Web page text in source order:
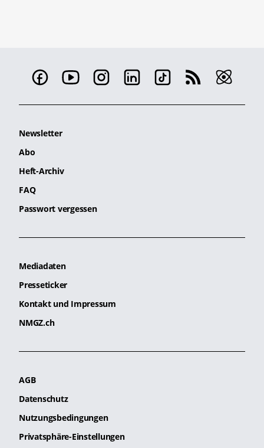
Newsletter
Abo
Heft-Archiv
FAQ
Passwort vergessen
Mediadaten
Presseticker
Kontakt und Impressum
NMGZ.ch
AGB
Datenschutz
Nutzungsbedingungen
Privatsphäre-Einstellungen